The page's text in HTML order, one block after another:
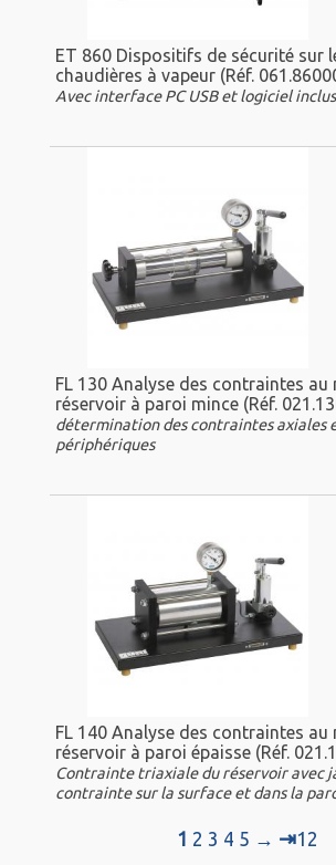
ET 860 Dispositifs de sécurité sur
chaudières à vapeur (Réf.
Avec interface PC USB et logiciel inclus
FL 130 Analyse des contraintes au
réservoir à paroi mince (Réf.
détermination des contraintes axiales
périphériques
FL 140 Analyse des contraintes au
réservoir à paroi épaisse (Réf.
Contrainte triaxiale du réservoir avec
contrainte sur la surface et dans la
1 2 3 4 5 → ⇥12